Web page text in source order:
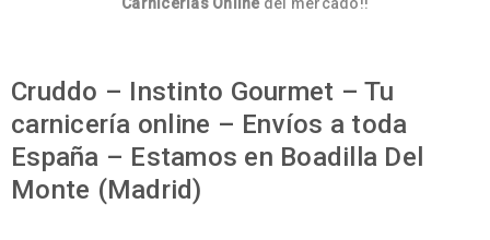
Cruddo – Instinto Gourmet – Tu
carnicería online – Envíos a toda
España – Estamos en Boadilla Del
Monte (Madrid)